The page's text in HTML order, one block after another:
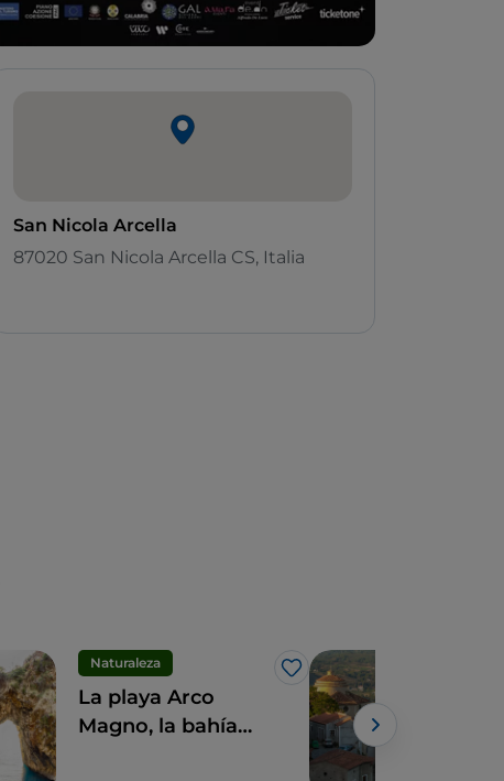
San Nicola Arcella
87020 San Nicola Arcella CS, Italia
Naturaleza
Me gusta
La playa Arco
Magno, la bahía